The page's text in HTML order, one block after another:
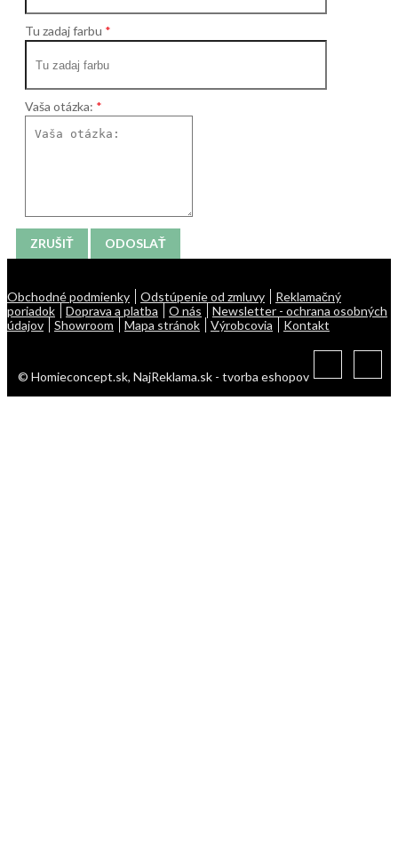
Tu zadaj farbu
Vaša otázka:
ZRUŠIŤ ODOSLAŤ
Obchodné podmienky Odstúpenie od zmluvy
Reklamačný
poriadok
Doprava a platba O nás
Newsletter - ochrana osobných
údajov
Showroom Mapa stránok Výrobcovia Kontakt
© Homieconcept.sk, NajReklama.sk - tvorba eshopov